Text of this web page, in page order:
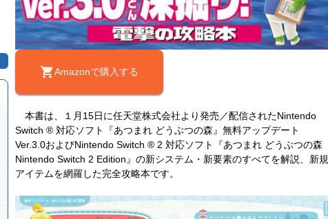
Amazonで購入する
本書は、１月15日に任天堂株式会社より発売／配信されたNintendo
Switch ® 対応ソフト『あつまれ どうぶつの森』無料アップデート
Ver.3.0およびNintendo Switch ® 2 対応ソフト『あつまれ どうぶつの森
Nintendo Switch 2 Edition』の新システム・新要素のすべてを解説、新規
アイテムを網羅した完全攻略本です。